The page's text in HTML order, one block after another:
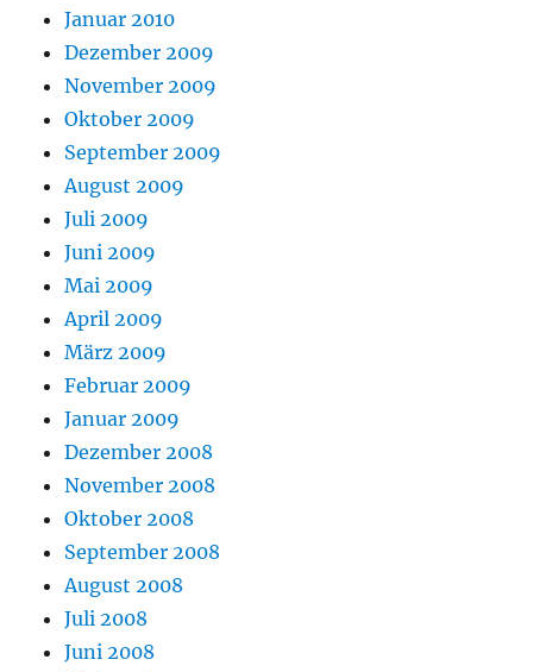
Januar 2010
Dezember 2009
November 2009
Oktober 2009
September 2009
August 2009
Juli 2009
Juni 2009
Mai 2009
April 2009
März 2009
Februar 2009
Januar 2009
Dezember 2008
November 2008
Oktober 2008
September 2008
August 2008
Juli 2008
Juni 2008